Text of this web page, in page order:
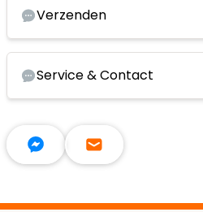
Verzenden
Service & Contact